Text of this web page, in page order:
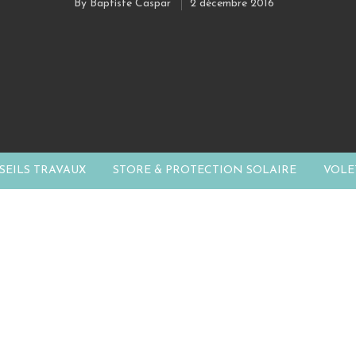
By Baptiste Caspar 2 décembre 2016
TRAVAUX STORE & PROTECTION SOLAIRE